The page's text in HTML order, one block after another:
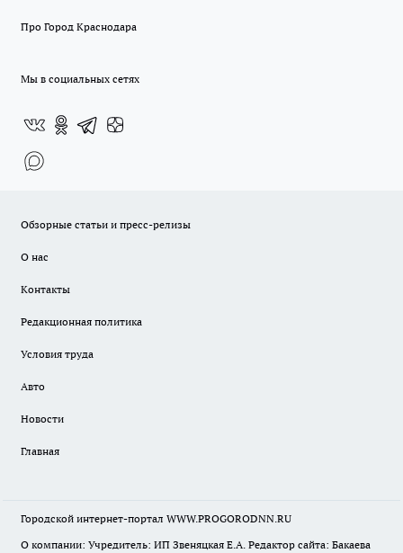
Про Город Краснодара
Мы в социальных сетях
Обзорные статьи и пресс-релизы
О нас
Контакты
Редакционная политика
Условия труда
Авто
Новости
Главная
Городской интернет-портал WWW.PROGORODNN.RU
О компании: Учредитель: ИП Звеняцкая Е.А. Редактор сайта: Бакаева